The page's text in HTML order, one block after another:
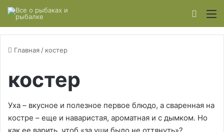
Главная / костер
костер
Уха – вкусное и полезное первое блюдо, а сваренная на
костре – еще и наваристая, ароматная и с дымком. Но